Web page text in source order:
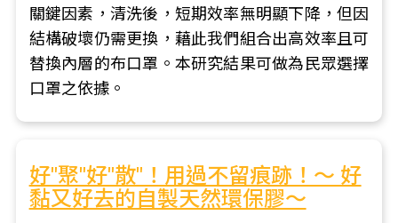
關鍵因素，清洗後，短期效率無明顯下降，但因
結構破壞仍需更換，藉此我們組合出高效率且可
替換內層的布口罩。本研究結果可做為民眾選擇
口罩之依據。
好"聚"好"散"！用過不留痕跡！～ 好
黏又好去的自製天然環保膠～